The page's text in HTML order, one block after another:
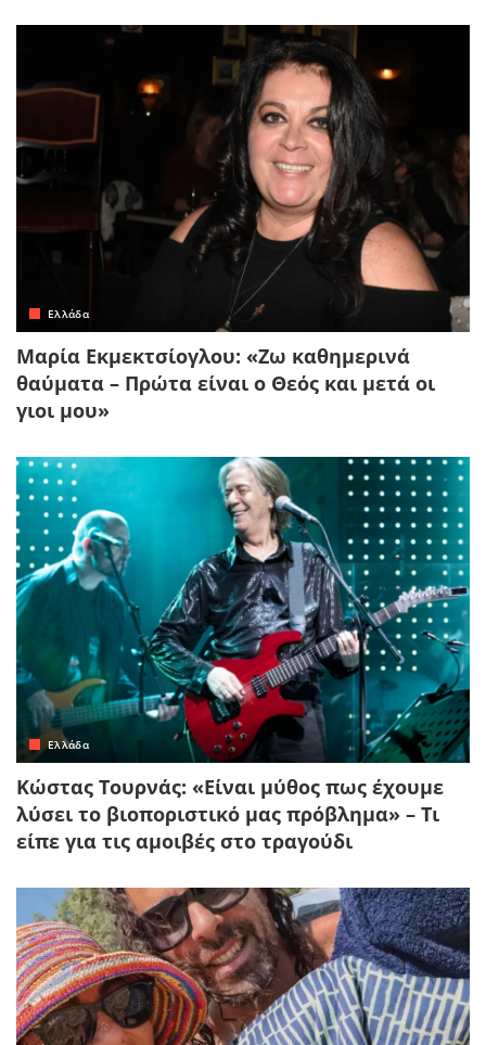
Ελλάδα
Μαρία Εκμεκτσίογλου: «Ζω καθημερινά
θαύματα – Πρώτα είναι ο Θεός και μετά οι
γιοι μου»
Ελλάδα
Κώστας Τουρνάς: «Είναι μύθος πως έχουμε
λύσει το βιοποριστικό μας πρόβλημα» – Τι
είπε για τις αμοιβές στο τραγούδι